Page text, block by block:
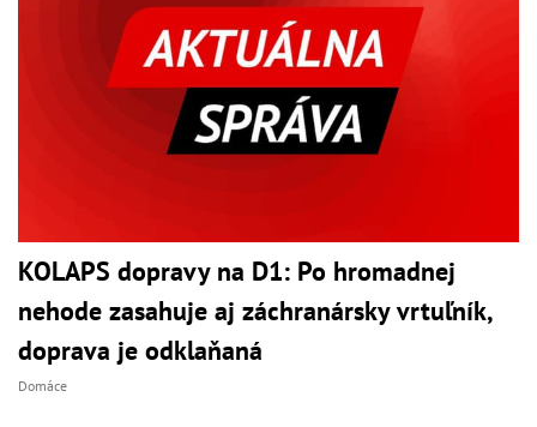
KOLAPS dopravy na D1: Po hromadnej
nehode zasahuje aj záchranársky vrtuľník,
doprava je odklaňaná
Domáce